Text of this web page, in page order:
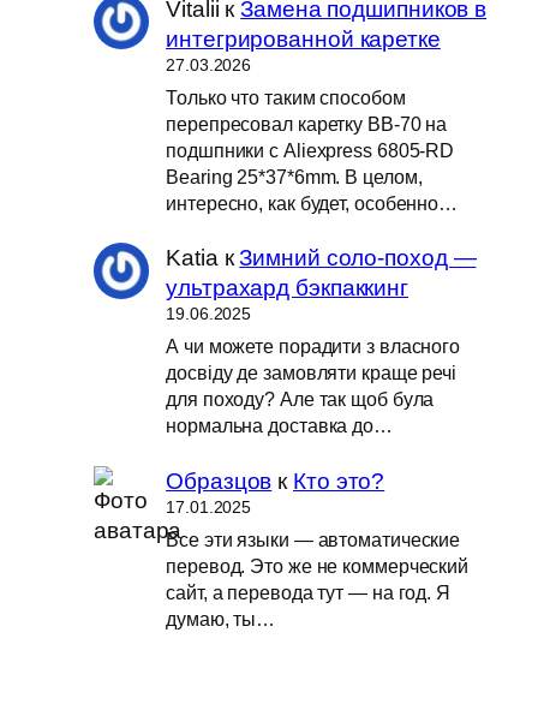
Vitalii кЗамена подшипников в
интегрированной каретке
27.03.2026
Только что таким способом
перепресовал каретку BB-70 на
подшпники с Aliexpress 6805-RD
Bearing 25*37*6mm. В целом,
интересно, как будет, особенно…
KatiaкЗимний соло-поход —
ультрахард бэкпаккинг
19.06.2025
А чи можете порадити з власного
досвіду де замовляти краще речі
для походу? Але так щоб була
нормальна доставка до…
Образцов к Кто это?
17.01.2025
Все эти языки — автоматические
перевод. Это же не коммерческий
сайт, а перевода тут — на год. Я
думаю, ты…